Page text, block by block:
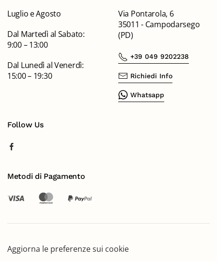
Luglio e Agosto
Dal Martedì al Sabato:
9:00 – 13:00
Dal Lunedì al Venerdì:
15:00 – 19:30
Via Pontarola, 6
35011 - Campodarsego
(PD)
+39 049 9202238
Richiedi Info
Whatsapp
Follow Us
Metodi di Pagamento
Aggiorna le preferenze sui cookie